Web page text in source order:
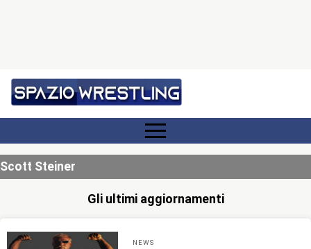
Scott Steiner
Gli ultimi aggiornamenti
NEWS